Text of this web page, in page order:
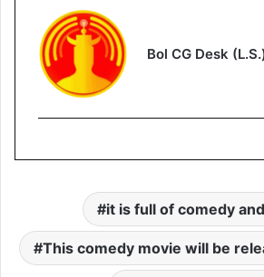
Bol CG Desk
it is full of comedy
This comedy movie will be